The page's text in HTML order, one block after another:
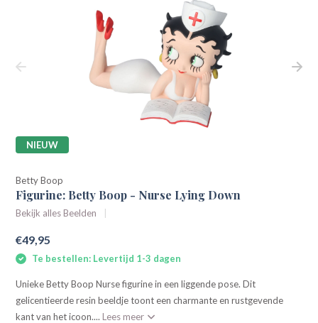
NIEUW
Betty Boop
Figurine: Betty Boop - Nurse Lying Down
Bekijk alles Beelden
€49,95
Te bestellen: Levertijd 1-3 dagen
Unieke Betty Boop Nurse figurine in een liggende pose. Dit
gelicentieerde resin beeldje toont een charmante en rustgevende
kant van het icoon.... Lees meer